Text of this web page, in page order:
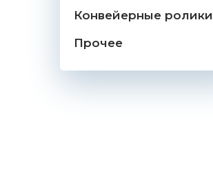
Конвейерные ролики
Прочее